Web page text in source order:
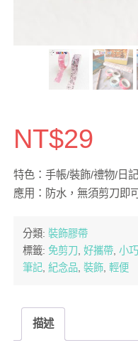
NT$29
特色：手帳/裝飾/禮物/日
應用：防水，無須剪刀即
分類: 裝飾膠帶
標籤: 免剪刀, 好攜帶, 小巧
筆記, 紀念品, 裝飾, 輕便
描述